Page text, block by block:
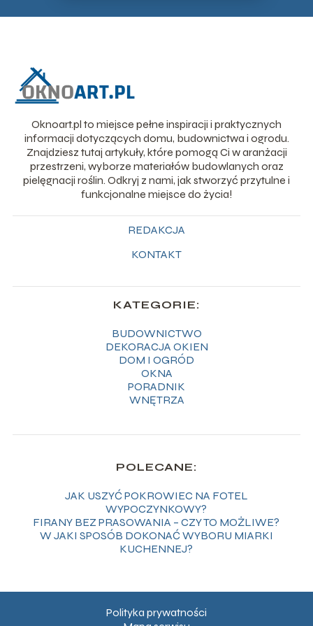
Oknoart.pl to miejsce pełne inspiracji i praktycznych
informacji dotyczących domu, budownictwa i ogrodu.
Znajdziesz tutaj artykuły, które pomogą Ci w aranżacji
przestrzeni, wyborze materiałów budowlanych oraz
pielęgnacji roślin. Odkryj z nami, jak stworzyć przytulne i
funkcjonalne miejsce do życia!
REDAKCJA
KONTAKT
KATEGORIE:
BUDOWNICTWO
DEKORACJA OKIEN
DOM I OGRÓD
OKNA
PORADNIK
WNĘTRZA
POLECANE:
JAK USZYĆ POKROWIEC NA FOTEL
WYPOCZYNKOWY?
FIRANY BEZ PRASOWANIA – CZY TO MOŻLIWE?
W JAKI SPOSÓB DOKONAĆ WYBORU MIARKI
KUCHENNEJ?
Polityka prywatności